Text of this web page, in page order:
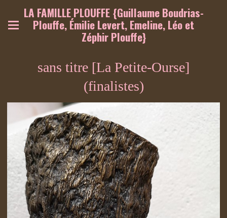
LA FAMILLE PLOUFFE {Guillaume Boudrias-
Plouffe, Émilie Levert, Emeline, Léo et
Zéphir Plouffe}
sans titre [La Petite-Ourse]
(finalistes)